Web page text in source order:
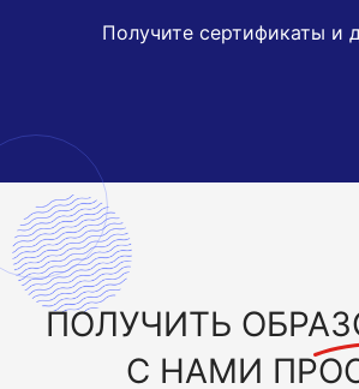
Получите сертификаты и
ПОЛУЧИТЬ
С НАМИ